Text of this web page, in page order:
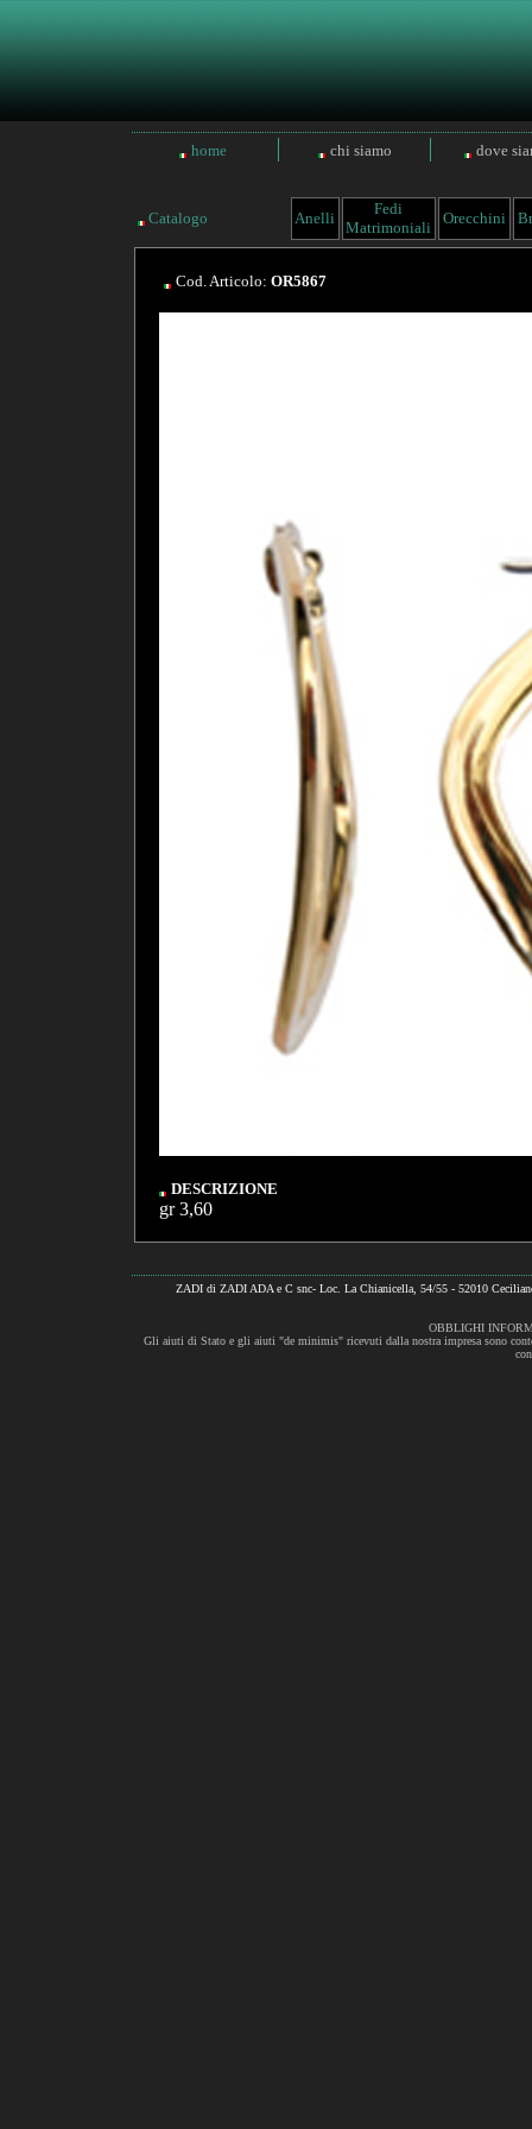
home chi siamo dove
Catalogo Anelli
Fedi
Matrimoniali
Orecchini
Cod. Articolo: OR5867
DESCRIZIONE
gr 3,60
ZADI di ZADI ADA e C snc- Loc. La Chianicella, 54/55 - 52010
OBBLIGHI
Gli aiuti di Stato e gli aiuti "de minimis" ricevuti dalla nostra impresa sono